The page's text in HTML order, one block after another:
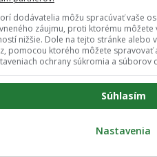
dodávatelia môžu spracúvať vaše
záujmu, proti ktorému môžete
nižšie. Dole na tejto stránke alebo
pomocou ktorého môžete spravovať
ochrany súkromia a súborov
Súhlasím
Nastavenia